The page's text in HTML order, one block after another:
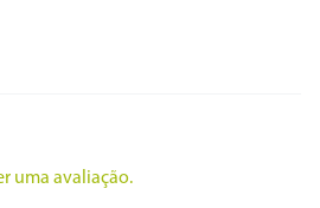
uma avaliação.